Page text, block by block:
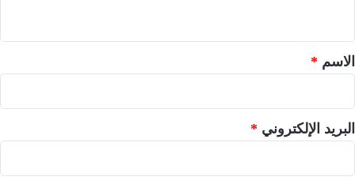
*الاسم *
البريد الإلكتروني *